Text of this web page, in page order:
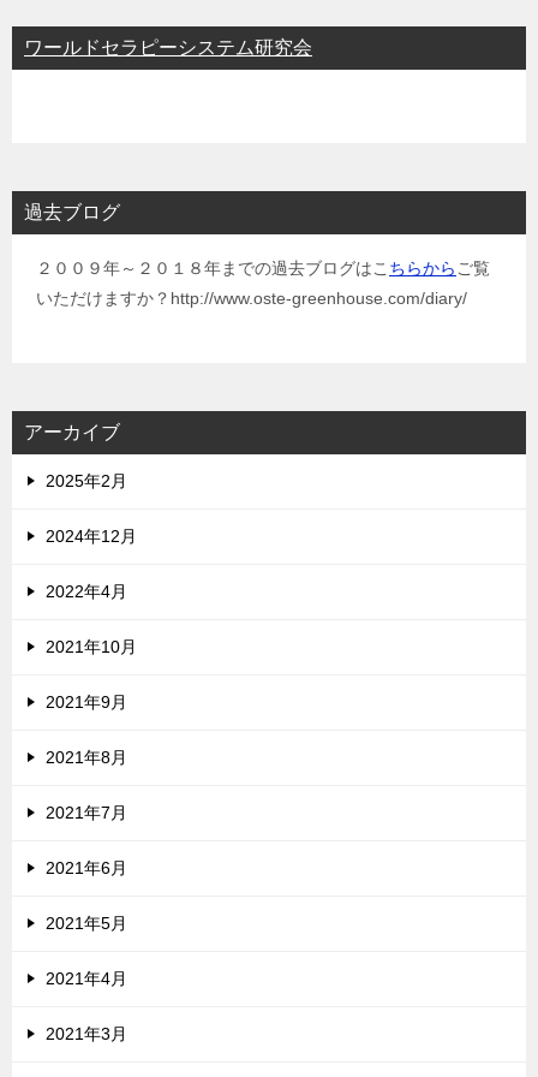
ワールドセラピーシステム研究会
過去ブログ
２００９年～２０１８年までの過去ブログはこ ちらから ご覧
いただけますか？http://www.oste-greenhouse.com/diary/
アーカイブ
2025年2月
2024年12月
2022年4月
2021年10月
2021年9月
2021年8月
2021年7月
2021年6月
2021年5月
2021年4月
2021年3月